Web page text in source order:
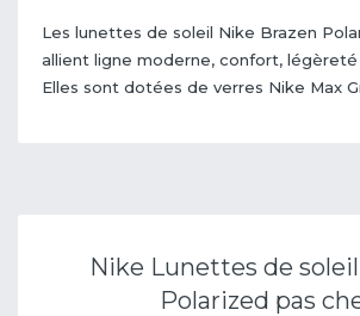
Les lunettes de soleil Nike Brazen
allient ligne moderne, confort,
Elles sont dotées de verres Nike Max
Nike Lunettes de
Polarized pas